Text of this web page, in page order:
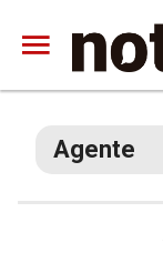
Agente